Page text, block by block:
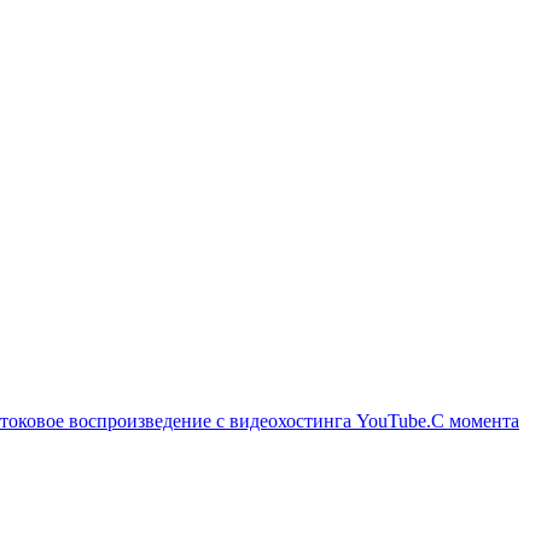
воспроизведение с видеохостинга YouTube.С момента